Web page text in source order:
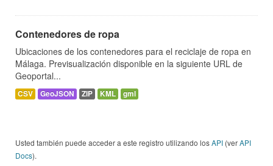
Contenedores de ropa
Ubicaciones de los contenedores para el reciclaje de ropa en
Málaga. Previsualización disponible en la siguiente URL de
Geoportal...
CSV GeoJSON ZIP KML gml
Usted también puede acceder a este registro utilizando losAPI (verAPI
Docs).